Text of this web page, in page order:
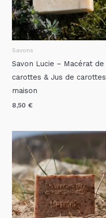
Savons
Savon Lucie – Macérat de
carottes & Jus de carottes
maison
8,50 €
Plage
3,70 €
à
8,50 €